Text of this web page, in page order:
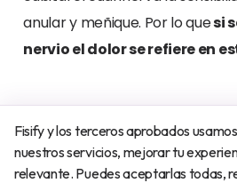
anular y meñique. Por lo quesi
nervio el dolor se refiere en
Fisify y los terceros aprobados
nuestros servicios, mejorar tu
relevante. Puedes aceptarlas todas,